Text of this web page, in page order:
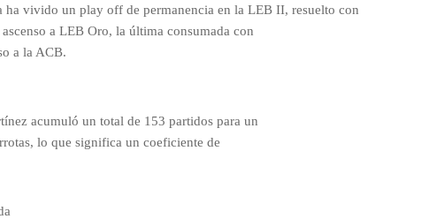
ha vivido un play off de permanencia en la LEB II, resuelto con
a LEB Oro, la última consumada con
a la ACB.
acumuló un total de 153 partidos para un
lo que significa un coeficiente de